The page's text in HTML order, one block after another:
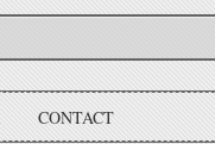
CONTACT